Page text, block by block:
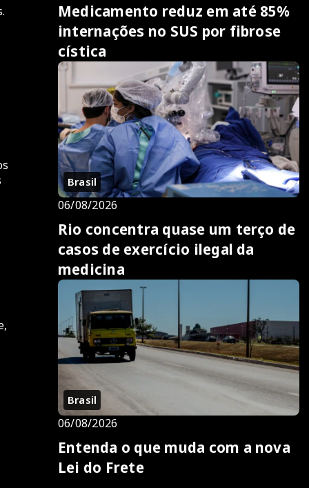
Medicamento reduz em até 85%
internações no SUS por fibrose
cística
Brasil
06/08/2026
Rio concentra quase um terço de
casos de exercício ilegal da
medicina
Brasil
06/08/2026
Entenda o que muda com a nova
Lei do Frete